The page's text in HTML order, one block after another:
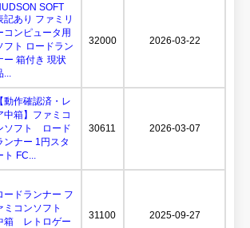
SOFT
記あり ファミリ
コンピュータ用
フト ロードラン
ー 箱付き 現状
...
32000 2026-03-22
【動作確認済・レ
中箱】ファミコ
ソフト ロード
ンナー 1円スタ
ト FC...
30611 2026-03-07
ードランナー フ
ミコンソフト
箱 レトロゲー
31100 2025-09-27